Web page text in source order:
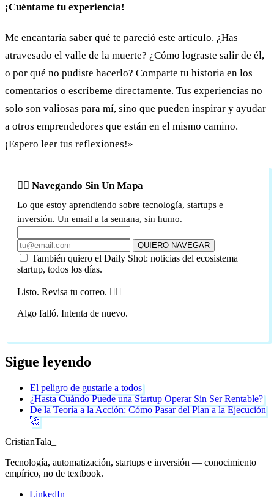
¡Cuéntame tu experiencia!
Me encantaría saber qué te pareció este artículo. ¿Has
atravesado el valle de la muerte? ¿Cómo lograste salir de él,
o por qué no pudiste hacerlo? Comparte tu historia en los
comentarios o escríbeme directamente. Tus experiencias no
solo son valiosas para mí, sino que pueden inspirar y ayudar
a otros emprendedores que están en el mismo camino.
¡Espero leer tus reflexiones!»
🏴‍☠️ Navegando Sin Un Mapa
Lo que estoy aprendiendo sobre tecnología, startups e
inversión. Un email a la semana, sin humo.
QUIERO NAVEGAR
También quiero el Daily Shot: noticias del ecosistema
startup, todos los días.
Listo. Revisa tu correo. 🏴‍☠️
Algo falló. Intenta de nuevo.
Sigue leyendo
El peligro de gustarle a todos
¿Hasta Cuándo Puede una Startup Operar Sin Ser Rentable?
De la Teoría a la Acción: Cómo Pasar del Plan a la Ejecución
🚀
CristianTala
Tecnología, automatización, startups e inversión — conocimiento
empírico, no de textbook.
LinkedIn